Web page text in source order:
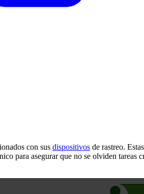
con sus dispositivos de rastreo.
para asegurar que no se olviden tareas